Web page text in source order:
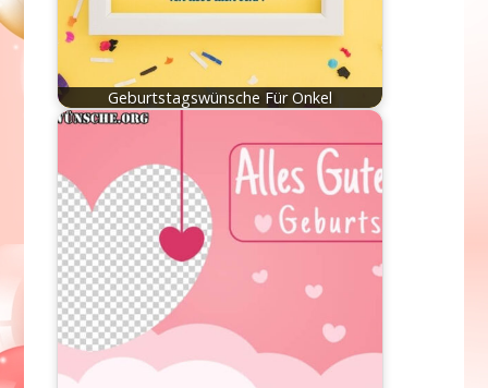
Geburtstagswünsche Für Onkel